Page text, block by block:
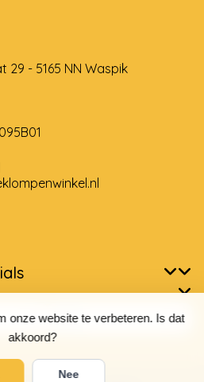
onze website te verbeteren. Is dat
akkoord?
Nee
- 5165 NN Waspik